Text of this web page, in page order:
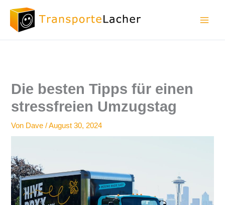
springen
Die besten Tipps für einen
stressfreien Umzugstag
Von Dave/August 30, 2024